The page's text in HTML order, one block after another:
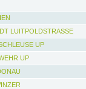
LUITPOLDSTRASSE
UP
UP